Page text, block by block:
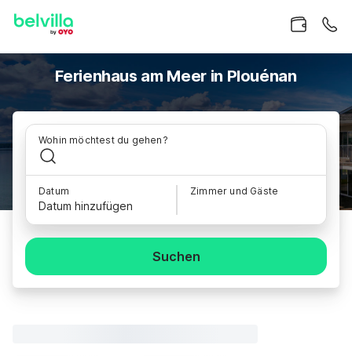
Ferienhaus am Meer in Plouénan
Wohin möchtest du gehen?
Datum
Datum hinzufügen
Zimmer und Gäste
Suchen